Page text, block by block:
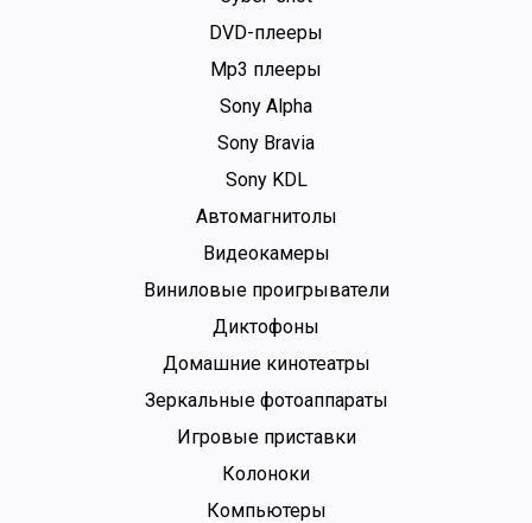
DVD-плееры
Mp3 плееры
Sony Alpha
Sony Bravia
Sony KDL
Автомагнитолы
Видеокамеры
Виниловые проигрыватели
Диктофоны
Домашние кинотеатры
Зеркальные фотоаппараты
Игровые приставки
Колоноки
Компьютеры